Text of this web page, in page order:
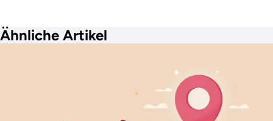
Ähnliche Artikel